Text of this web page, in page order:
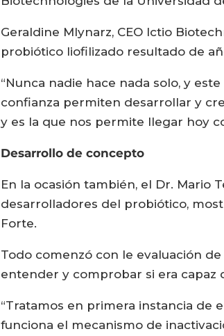
Geraldine Mlynarz, CEO Ictio
probiótico liofilizado resultado de
“Nunca nadie hace nada solo, y
confianza permiten desarrollar y
y es la que nos permite llegar hoy
Desarrollo de concepto
En la ocasión también, el Dr. Mario
desarrolladores del probiótico,
Forte.
Todo comenzó con le evaluación
entender y comprobar si era capaz
“Tratamos en primera instancia
funciona el mecanismo de